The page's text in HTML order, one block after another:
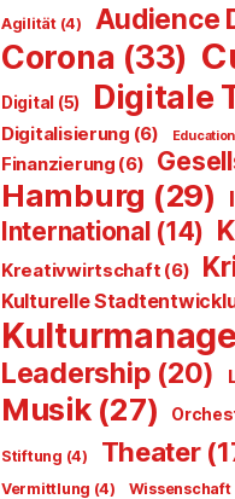
Agilität(4) Audience
Corona (33)
Digital (5) Digitale
Digitalisierung (6) Education
Finanzierung (6)
Hamburg (29)
International(14)
Kreativwirtschaft (6)
Kulturelle
Leadership (20)
Musik(27)
Stiftung (4) Theater
Vermittlung (4) Wissenschaft